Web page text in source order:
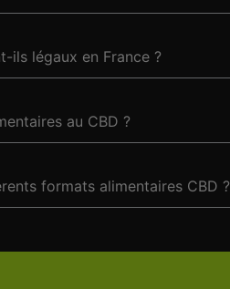
ils légaux en France ?
au CBD ?
formats alimentaires CBD ?